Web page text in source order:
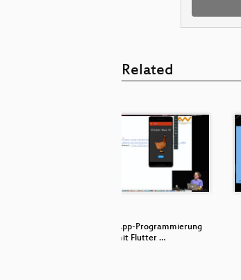
Related
Moderne App-Programmierung
mit Flutter …